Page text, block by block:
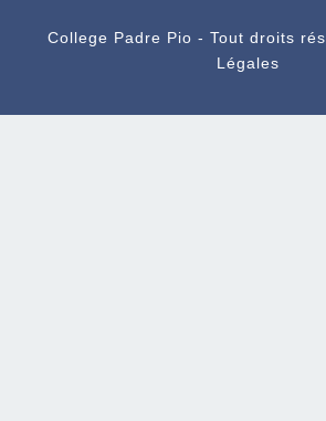
College Padre Pio - Tout droits
Légales